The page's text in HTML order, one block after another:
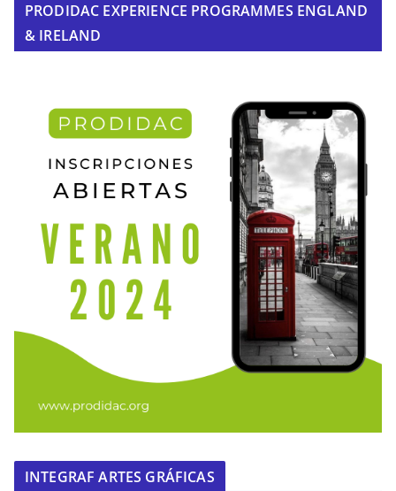
PRODIDAC EXPERIENCE PROGRAMMES ENGLAND
& IRELAND
INTEGRAF ARTES GRÁFICAS